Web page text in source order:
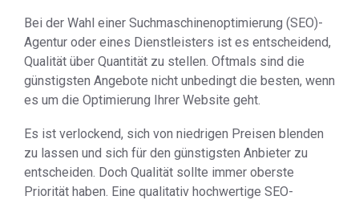
Bei der Wahl einer Suchmaschinenoptimierung (SEO)-
Agentur oder eines Dienstleisters ist es entscheidend,
Qualität über Quantität zu stellen. Oftmals sind die
günstigsten Angebote nicht unbedingt die besten, wenn
es um die Optimierung Ihrer Website geht.
Es ist verlockend, sich von niedrigen Preisen blenden
zu lassen und sich für den günstigsten Anbieter zu
entscheiden. Doch Qualität sollte immer oberste
Priorität haben. Eine qualitativ hochwertige SEO-